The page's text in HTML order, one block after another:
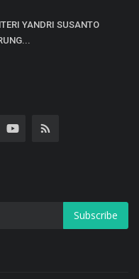
YANDRI SUSANTO
Subscribe